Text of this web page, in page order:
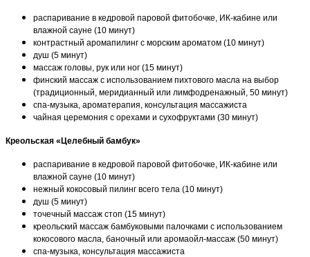
распаривание в кедровой паровой фитобочке, ИК-кабине или
влажной сауне (10 минут)
контрастный аромапилинг с морским ароматом (10 минут)
душ (5 минут)
массаж головы, рук или ног (15 минут)
финский массаж с использованием пихтового масла на выбор
(традиционный, меридианный или лимфодренажный, 50 минут)
спа-музыка, ароматерапия, консультация массажиста
чайная церемония с орехами и сухофруктами (30 минут)
Креольская «Целебный бамбук»
распаривание в кедровой паровой фитобочке, ИК-кабине или
влажной сауне (10 минут)
нежный кокосовый пилинг всего тела (10 минут)
душ (5 минут)
точечный массаж стоп (15 минут)
креольский массаж бамбуковыми палочками с использованием
кокосового масла, баночный или аромаойл-массаж (50 минут)
спа-музыка, консультация массажиста